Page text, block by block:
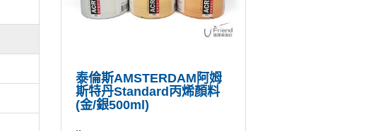
泰倫斯AMSTERDAM阿姆
斯特丹Standard丙烯顏料
(金/銀500ml)
..